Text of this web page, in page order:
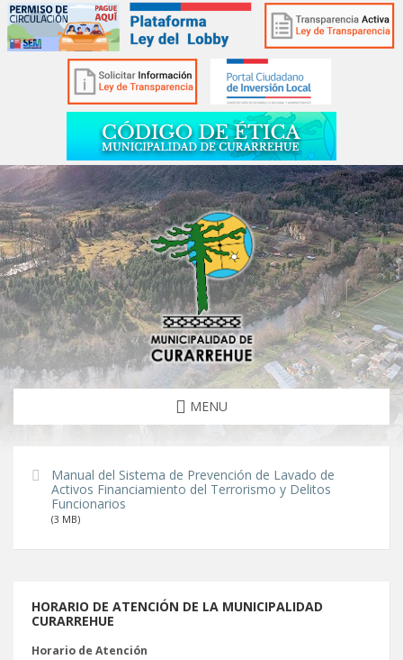
MENU
Manual del Sistema de Prevención de Lavado de
Activos Financiamiento del Terrorismo y Delitos
Funcionarios
(3 MB)
HORARIO DE ATENCIÓN DE LA MUNICIPALIDAD
CURARREHUE
Horario de Atención